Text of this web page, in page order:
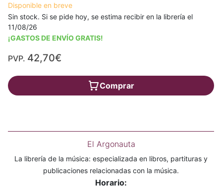
Disponible en breve
Sin stock. Si se pide hoy, se estima recibir en la librería el
11/08/26
¡GASTOS DE ENVÍO GRATIS!
PVP. 42,70€
Comprar
El Argonauta
La librería de la música: especializada en libros, partituras y
publicaciones relacionadas con la música.
Horario: